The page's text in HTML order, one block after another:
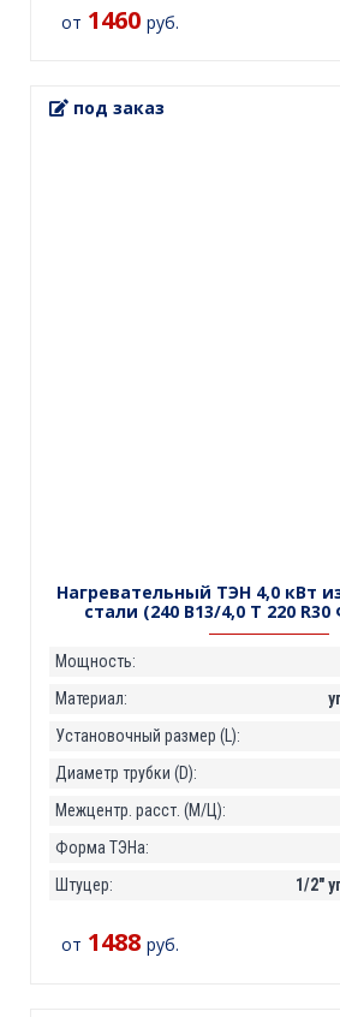
от 1460 руб.
под заказ
Нагревательный ТЭН 4,0 кВт
стали (240 В13/4,0 Т 220
Мощность:
Материал:
Установочный размер (L):
Диаметр трубки (D):
Межцентр. расст. (М/Ц):
Форма ТЭНа:
Штуцер:
1/2"
от 1488 руб.